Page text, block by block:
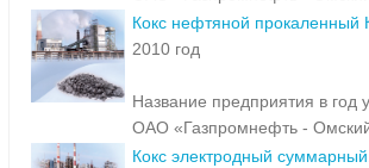
Кокс нефтяной прокаленный
2010 год
Название предприятия в год
ОАО «Газпромнефть -
Кокс электродный